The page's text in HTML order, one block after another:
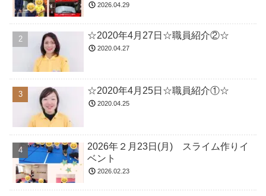
2026.04.29
☆2020年4月27日☆職員紹介②☆
2020.04.27
☆2020年4月25日☆職員紹介①☆
2020.04.25
2026年２月23日(月) スライム作りイ
ベント
2026.02.23